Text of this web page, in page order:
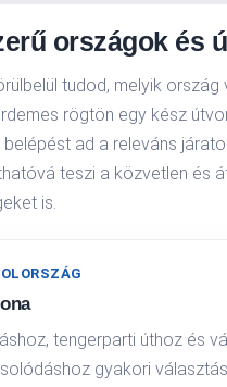
országok és
tudod, melyik ország
rögtön egy kész
ad a releváns
teszi a közvetlen és
is.
tengerparti úthoz és
gyakori választás